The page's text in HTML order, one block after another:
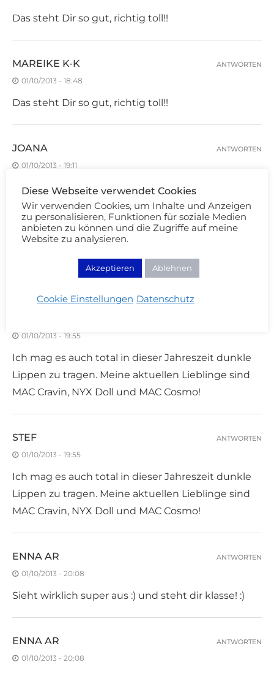
Das steht Dir so gut, richtig toll!!
MAREIKE K-K
01/10/2013 - 18:48
Das steht Dir so gut, richtig toll!!
ANTWORTEN
JOANA
01/10/2013 - 19:11
Du bringst mich dazu, endlich Ravin Raisin zu
bestellen, er steht dir so gut! Leider gibt es die
Farbe ja nicht in Deutschland oder täusche ich
mich? Und noch eine Frage abseits vom Thema:
ANTWORTEN
01/10/2013 - 19:55
Ich mag es auch total in dieser Jahreszeit dunkle
Lippen zu tragen. Meine aktuellen Lieblinge sind
MAC Cravin, NYX Doll und MAC Cosmo!
STEF
01/10/2013 - 19:55
Ich mag es auch total in dieser Jahreszeit dunkle
Lippen zu tragen. Meine aktuellen Lieblinge sind
MAC Cravin, NYX Doll und MAC Cosmo!
ANTWORTEN
ENNA AR
01/10/2013 - 20:08
Sieht wirklich super aus :) und steht dir klasse! :)
ANTWORTEN
ENNA AR
01/10/2013 - 20:08
ANTWORTEN
Diese Webseite verwendet Cookies
Wir verwenden Cookies, um Inhalte und Anzeigen
zu personalisieren, Funktionen für soziale Medien
anbieten zu können und die Zugriffe auf meine
Website zu analysieren.
Akzeptieren Ablehnen
Cookie Einstellungen Datenschutz